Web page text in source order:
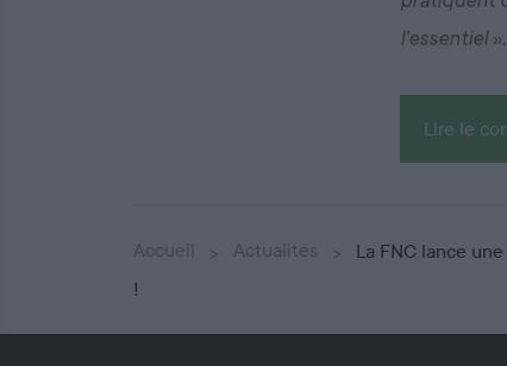
l’essentiel».
Lire le
Accueil Actualités
La FNC lance
!